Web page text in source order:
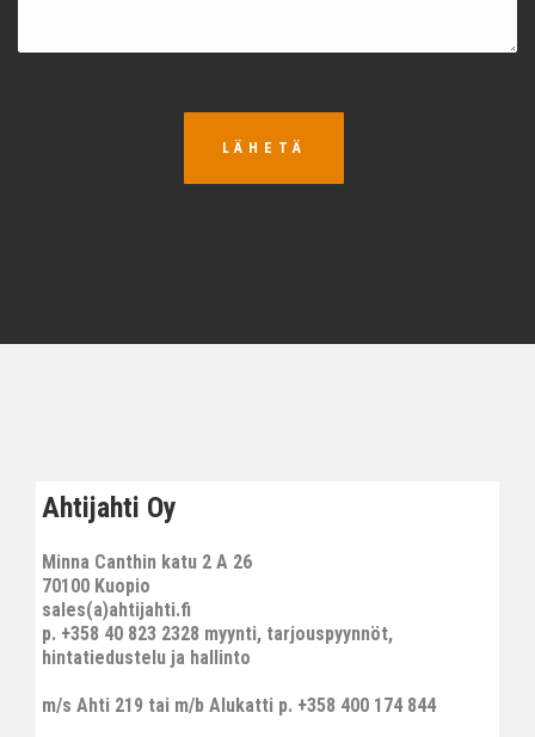
LÄHETÄ
Ahtijahti Oy
Minna Canthin katu 2 A 26
70100 Kuopio
sales(a)ahtijahti.fi
p. +358 40 823 2328 myynti, tarjouspyynnöt,
hintatiedustelu ja hallinto
m/s Ahti 219 tai m/b Alukatti p. +358 400 174 844